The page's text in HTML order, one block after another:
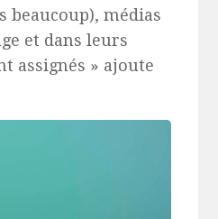
beaucoup), médias
et dans leurs
assignés » ajoute